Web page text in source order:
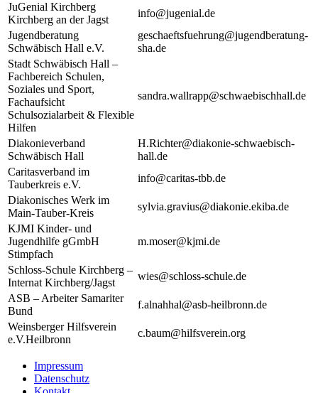
JuGenial Kirchberg
Kirchberg an der Jagst
info@jugenial.de
Jugendberatung
Schwäbisch Hall e.V.
geschaeftsfuehrung@jugendberatung-
sha.de
Stadt Schwäbisch Hall –
Fachbereich Schulen,
Soziales und Sport,
Fachaufsicht
Schulsozialarbeit & Flexible
Hilfen
sandra.wallrapp@schwaebischhall.de
Diakonieverband
Schwäbisch Hall
H.Richter@diakonie-schwaebisch-
hall.de
Caritasverband im
Tauberkreis e.V.
info@caritas-tbb.de
Diakonisches Werk im
Main-Tauber-Kreis
sylvia.gravius@diakonie.ekiba.de
KJMI Kinder- und
Jugendhilfe gGmbH
Stimpfach
m.moser@kjmi.de
Schloss-Schule Kirchberg –
Internat Kirchberg/Jagst
wies@schloss-schule.de
ASB – Arbeiter Samariter
Bund
f.alnahhal@asb-heilbronn.de
Weinsberger Hilfsverein
e.V.Heilbronn
c.baum@hilfsverein.org
Impressum
Datenschutz